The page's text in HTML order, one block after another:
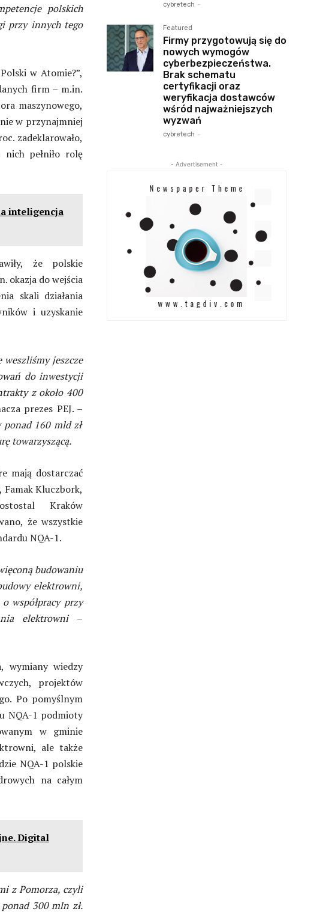
polskich
przy innych tego
w Atomie?”,
firm – m.in.
maszynowego,
w przynajmniej
zadeklarowało,
pełniło rolę
inteligencja
że polskie
okazja do wejścia
skali działania
i uzyskanie
jeszcze
do inwestycji
z około 400
prezes PEJ. –
160 mld zł
towarzyszącą.
mają dostarczać
Kluczbork,
Kraków
że wszystkie
NQA-1.
budowaniu
elektrowni,
współpracy przy
elektrowni –
wymiany wiedzy
projektów
Po pomyślnym
NQA-1 podmioty
w gminie
ale także
NQA-1 polskie
na całym
Digital
z Pomorza, czyli
300 mln zł.
cybretech -
Featured
Firmy przygotowują się do
nowych wymogów
cyberbezpieczeństwa.
Brak schematu
certyfikacji oraz
weryfikacja dostawców
wśród najważniejszych
wyzwań
cybretech -
- Advertisement -